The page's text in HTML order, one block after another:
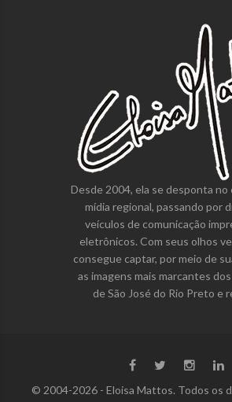
Desde 2004, ela se desponta no
mídia regional, passando por
veículos de comunicação
eletrônicos. Com seus olhos
consegue captar, por meio de
as imagens mais marcantes
de São José do Rio Preto e
© 2004-2026 - Eloisa Mattos. Todos os